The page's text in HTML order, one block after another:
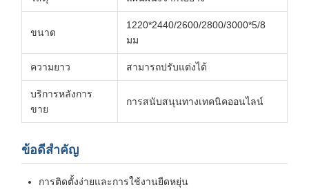
ขนาด
1220*2440/2600/2800/3000*5/8
มม
ความยาว สามารถปรับแต่งได้
บริการหลังการ
ขาย
การสนับสนุนทางเทคนิคออนไลน์
ข้อดีสําคัญ
การติดตั้งง่ายและการใช้งานยืดหยุ่น